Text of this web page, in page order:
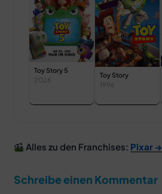
Toy Story 5
2026
Toy Story
1996
Alles zu den Franchises: Pixar →
Schreibe einen Kommentar